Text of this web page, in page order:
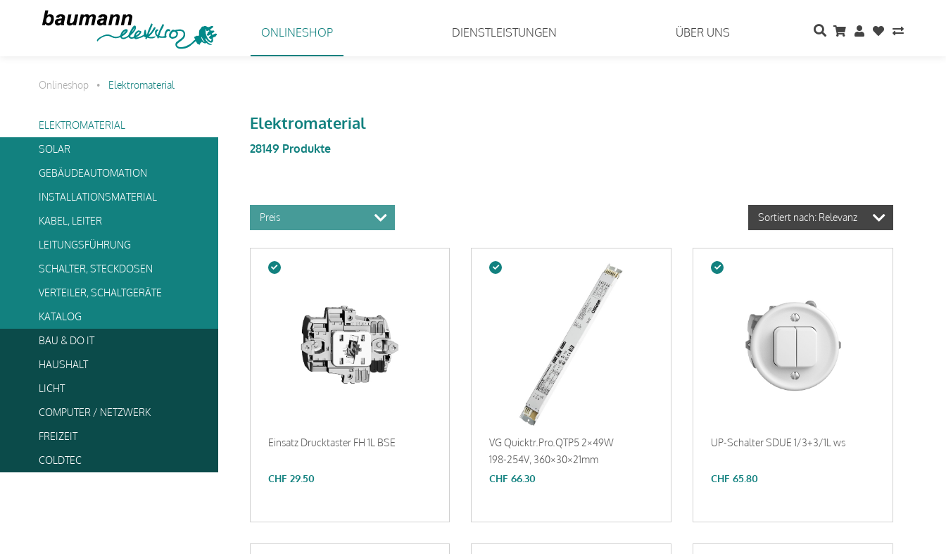
ONLINESHOP DIENSTLEISTUNGEN ÜBER UNS
Onlineshop • Elektromaterial
ELEKTROMATERIAL
SOLAR
GEBÄUDEAUTOMATION
INSTALLATIONSMATERIAL
KABEL, LEITER
LEITUNGSFÜHRUNG
SCHALTER, STECKDOSEN
VERTEILER, SCHALTGERÄTE
KATALOG
BAU & DO IT
HAUSHALT
LICHT
COMPUTER / NETZWERK
FREIZEIT
COLDTEC
Elektromaterial
28149 Produkte
Preis Sortiert nach: Relevanz
Einsatz Drucktaster FH 1L BSE
CHF 29.50
VG Quicktr.Pro.QTP5 2×49W
198-254V, 360×30×21mm
CHF66.30
UP-Schalter SDUE 1/3+3/1L ws
CHF65.80